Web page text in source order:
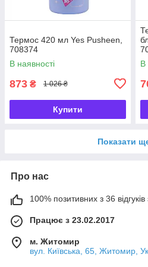
Термос 420 мл Yes Pusheen,
708374
В наявності
873 ₴ 1 026 ₴
Купити
В
Показати
Про нас
100% позитивних з 36 відгуків
Працює з 23.02.2017
м. Житомир
вул. Київська, 65, Житомир,